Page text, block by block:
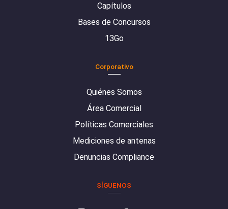
Capítulos
Bases de Concursos
13Go
Corporativo
Quiénes Somos
Área Comercial
Políticas Comerciales
Mediciones de antenas
Denuncias Compliance
SÍGUENOS